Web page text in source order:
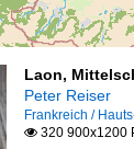
Laon,
Peter Reiser
Frankreich /
320 900x1200